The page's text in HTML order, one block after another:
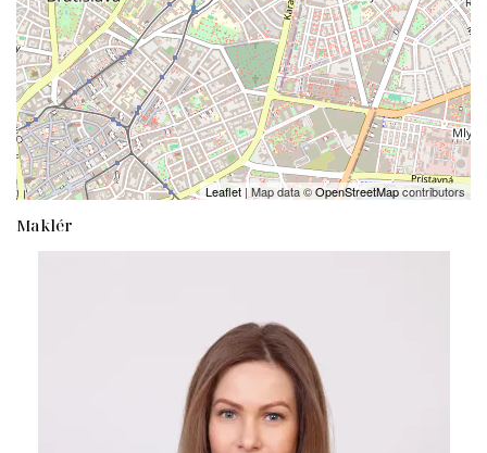
Leaflet| Map data ©OpenStreetMapcontributors
Maklér